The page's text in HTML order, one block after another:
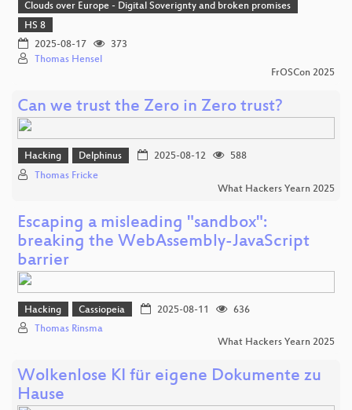
Clouds over Europe - Digital Soverignty and broken promises
HS 8
2025-08-17
373
Thomas Hensel
FrOSCon 2025
Can we trust the Zero in Zero trust?
Hacking Delphinus 2025-08-12
588
Thomas Fricke
What Hackers Yearn 2025
Escaping a misleading "sandbox":
breaking the WebAssembly-JavaScript
barrier
Hacking Cassiopeia 2025-08-11
636
Thomas Rinsma
What Hackers Yearn 2025
Wolkenlose KI für eigene Dokumente zu
Hause